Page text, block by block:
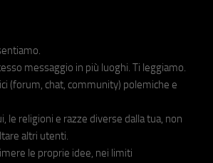
messaggio in più luoghi. Ti leggiamo.
(forum, chat, community) polemiche e
le religioni e razze diverse dalla tua, non
altri utenti.
le proprie idee, nei limiti